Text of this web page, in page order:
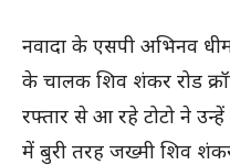
नवादा के एसपी अभिनव
के चालक शिव शंकर रोड
रफ्तार से आ रहे टोटो ने उन्हें
में बुरी तरह जख्मी शिव